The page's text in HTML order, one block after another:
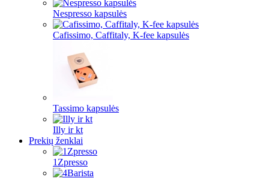
Nespresso kapsulės
Cafissimo, Caffitaly, K-fee kapsulės
Tassimo kapsulės
Illy ir kt
Prekių ženklai
1Zpresso